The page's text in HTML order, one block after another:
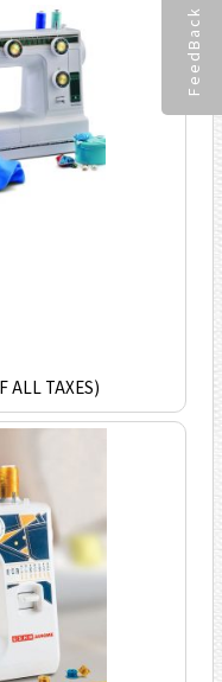
FeedBack
ALL TAXES)